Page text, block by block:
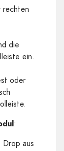
rechten
die
ein.
oder
:
aus